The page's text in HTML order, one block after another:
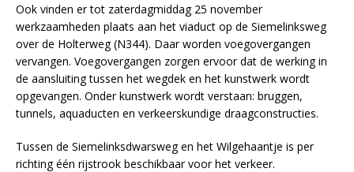
Ook vinden er tot zaterdagmiddag 25 november
werkzaamheden plaats aan het viaduct op de Siemelinksweg
over de Holterweg (N344). Daar worden voegovergangen
vervangen. Voegovergangen zorgen ervoor dat de werking in
de aansluiting tussen het wegdek en het kunstwerk wordt
opgevangen. Onder kunstwerk wordt verstaan: bruggen,
tunnels, aquaducten en verkeerskundige draagconstructies.
Tussen de Siemelinksdwarsweg en het Wilgehaantje is per
richting één rijstrook beschikbaar voor het verkeer.